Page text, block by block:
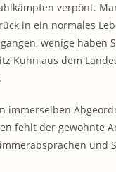
verpönt.
in ein normales
wenige haben
Kuhn aus dem
immerselben
fehlt der gewohnte
und